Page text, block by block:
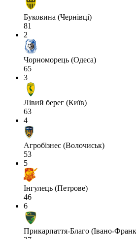
Буковина (Чернівці)
81
2
Чорноморець (Одеса)
65
3
Лівий берег (Київ)
63
4
Агробізнес (Волочиськ)
53
5
Інгулець (Петрове)
46
6
Прикарпаття-Благо (Івано-